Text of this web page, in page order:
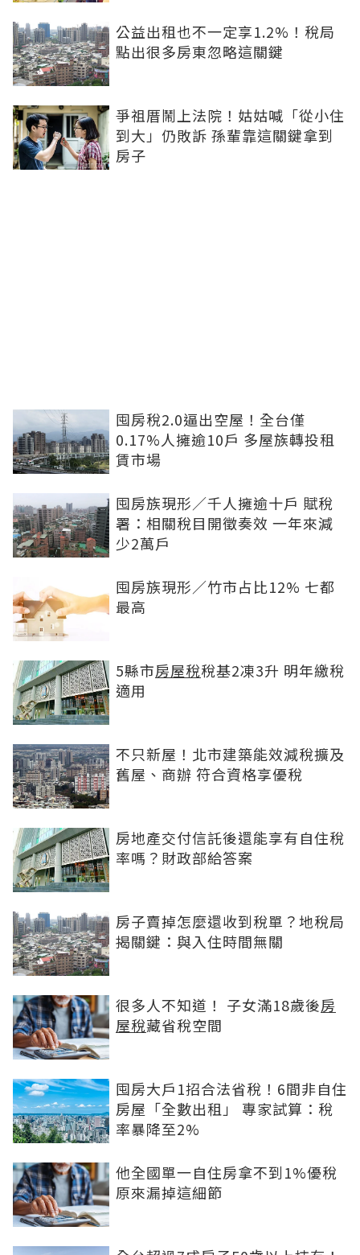
公益出租也不一定享1.2%！稅局
點出很多房東忽略這關鍵
爭祖厝鬧上法院！姑姑喊「從小住
到大」仍敗訴 孫輩靠這關鍵拿到
房子
囤房稅2.0逼出空屋！全台僅
0.17%人擁逾10戶 多屋族轉投租
賃市場
囤房族現形／千人擁逾十戶 賦稅
署：相關稅目開徵奏效 一年來減
少2萬戶
囤房族現形／竹市占比12% 七都
最高
5縣市房屋稅稅基2凍3升 明年繳稅
適用
不只新屋！北市建築能效減稅擴及
舊屋、商辦 符合資格享優稅
房地產交付信託後還能享有自住稅
率嗎？財政部給答案
房子賣掉怎麼還收到稅單？地稅局
揭關鍵：與入住時間無關
很多人不知道！ 子女滿18歲後房
屋稅藏省稅空間
囤房大戶1招合法省稅！6間非自住
房屋「全數出租」 專家試算：稅
率暴降至2%
他全國單一自住房拿不到1%優稅
原來漏掉這細節